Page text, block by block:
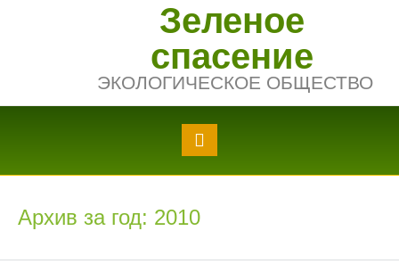
Зеленое
спасение
ЭКОЛОГИЧЕСКОЕ ОБЩЕСТВО
Архив за год: 2010